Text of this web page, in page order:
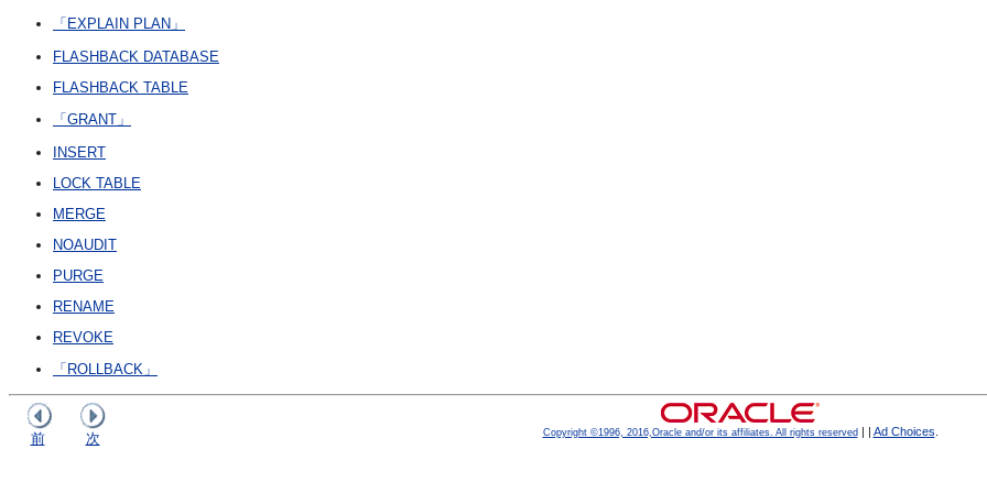
「EXPLAIN PLAN」
FLASHBACK DATABASE
FLASHBACK TABLE
「GRANT」
INSERT
LOCK TABLE
MERGE
NOAUDIT
PURGE
RENAME
REVOKE
「ROLLBACK」
前 次 Copyright ©1996, 2016,Oracle and/or its affiliates. All rights reserved| Ad Choices